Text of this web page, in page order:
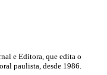
e Editora, que edita o
paulista, desde 1986.